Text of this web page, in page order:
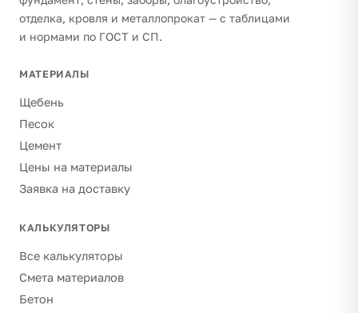
отделка, кровля и металлопрокат — с таблицами
и нормами по ГОСТ и СП.
МАТЕРИАЛЫ
Щебень
Песок
Цемент
Цены на материалы
Заявка на доставку
КАЛЬКУЛЯТОРЫ
Все калькуляторы
Смета материалов
Бетон